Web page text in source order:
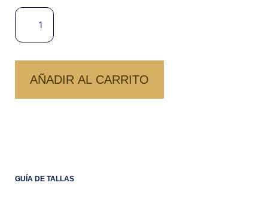
POLO
LIMÓN
CANTIDAD
AÑADIR AL CARRITO
GUÍA DE TALLAS